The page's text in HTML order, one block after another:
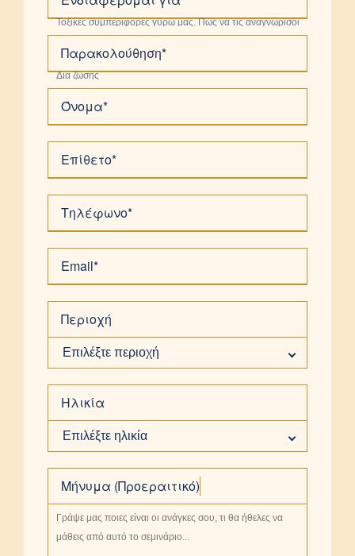
Παρακολούθηση*
Όνομα*
Επίθετο*
Τηλέφωνο*
Email*
Περιοχή
Επιλέξτε περιοχή
Ηλικία
Επιλέξτε ηλικία
Μήνυμα (Προεραιτικό)